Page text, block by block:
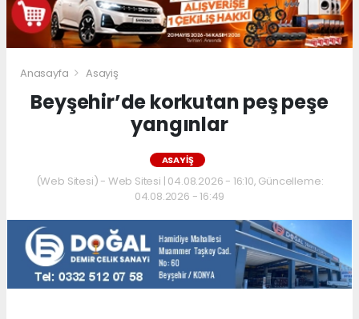
Anasayfa Asayiş
Beyşehir’de korkutan peş peşe
yangınlar
ASAYIŞ
(Web Sitesi) - Web Sitesi | 04.08.2026 - 16:10, Güncelleme:
04.08.2026 - 16:49